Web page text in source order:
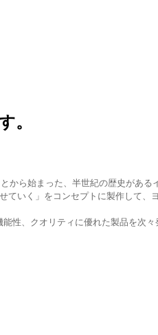
。
ら始まった、半世紀の歴史がある
いく」をコンセプトに製作して、
性、クオリティに優れた製品を次々